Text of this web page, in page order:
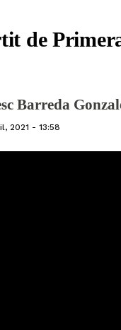
de
Barreda
2021 - 13:58